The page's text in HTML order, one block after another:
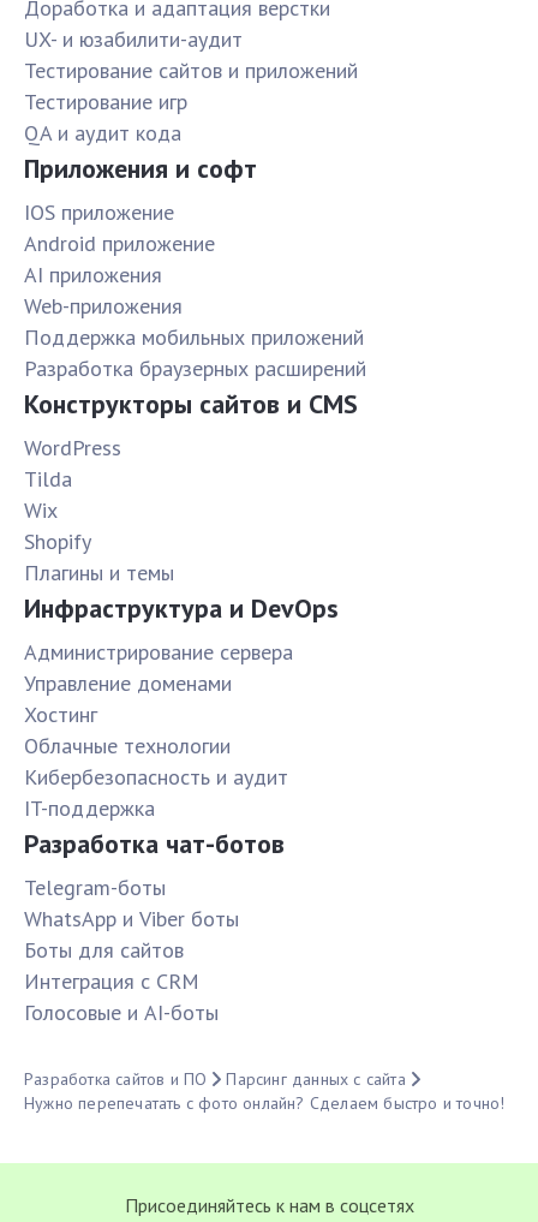
Доработка и адаптация верстки
UX- и юзабилити-аудит
Тестирование сайтов и приложений
Тестирование игр
QA и аудит кода
Приложения и софт
IOS приложение
Android приложение
AI приложения
Web-приложения
Поддержка мобильных приложений
Разработка браузерных расширений
Конструкторы сайтов и CMS
WordPress
Tilda
Wix
Shopify
Плагины и темы
Инфраструктура и DevOps
Администрирование сервера
Управление доменами
Хостинг
Облачные технологии
Кибербезопасность и аудит
IT-поддержка
Разработка чат-ботов
Telegram-боты
WhatsApp и Viber боты
Боты для сайтов
Интеграция с CRM
Голосовые и AI-боты
Разработка сайтов и ПО
Парсинг данных с сайта
Нужно перепечатать с фото онлайн? Сделаем быстро и точно!
Присоединяйтесь к нам в соцсетях